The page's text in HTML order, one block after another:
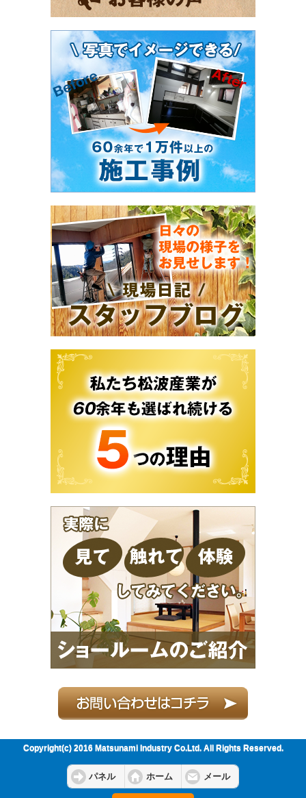
Copyright(c) 2016 Matsunami Industry Co.Ltd. All Rights Reserved.
パネル ホーム メール